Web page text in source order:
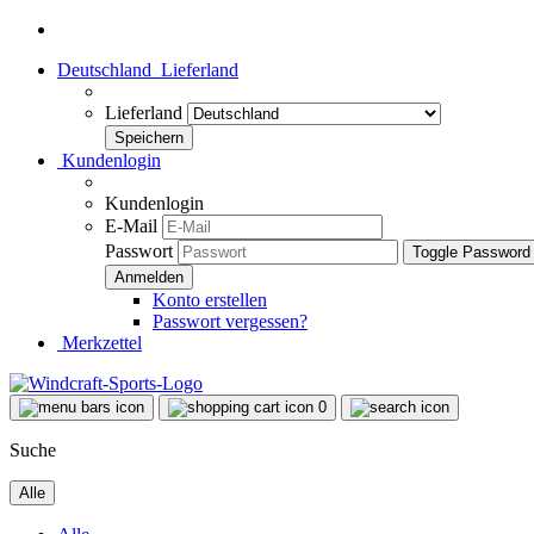
Deutschland Lieferland
Lieferland
Kundenlogin
Kundenlogin
E-Mail
Passwort
Toggle
Konto erstellen
Passwort vergessen?
Merkzettel
0
Suche
Alle